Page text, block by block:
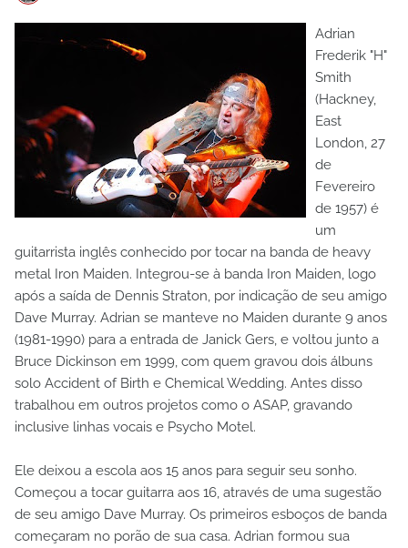
Adrian
Frederik "H"
Smith
(Hackney,
East
London, 27
de
Fevereiro
de 1957) é
um
guitarrista inglês conhecido por tocar na banda de heavy
metal Iron Maiden. Integrou-se à banda Iron Maiden, logo
após a saída de Dennis Straton, por indicação de seu amigo
Dave Murray. Adrian se manteve no Maiden durante 9 anos
(1981-1990) para a entrada de Janick Gers, e voltou junto a
Bruce Dickinson em 1999, com quem gravou dois álbuns
solo Accident of Birth e Chemical Wedding. Antes disso
trabalhou em outros projetos como o ASAP, gravando
inclusive linhas vocais e Psycho Motel.
Ele deixou a escola aos 15 anos para seguir seu sonho.
Começou a tocar guitarra aos 16, através de uma sugestão
de seu amigo Dave Murray. Os primeiros esboços de banda
começaram no porão de sua casa. Adrian formou sua